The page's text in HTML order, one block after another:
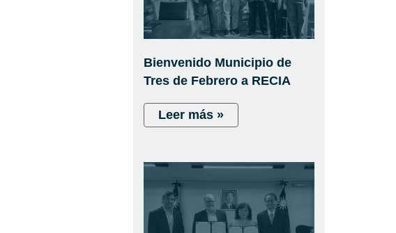
Bienvenido Municipio de
Tres de Febrero a RECIA
Leer más »